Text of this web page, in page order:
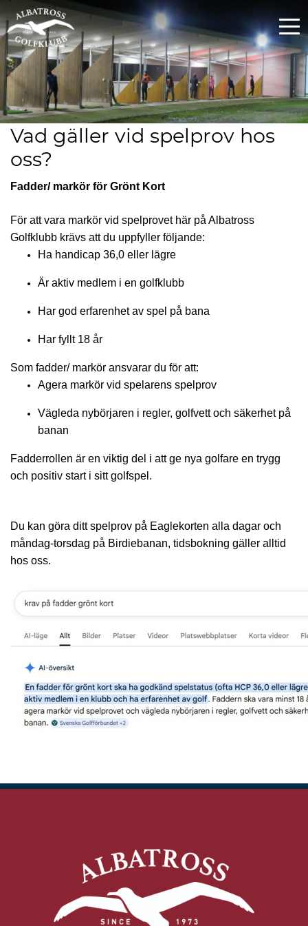
Vad gäller vid spelprov hos
oss?
Fadder/ markör för Grönt Kort
För att vara markör vid spelprovet här på Albatross
Golfklubb krävs att du uppfyller följande:
Ha handicap 36,0 eller lägre
Är aktiv medlem i en golfklubb
Har god erfarenhet av spel på bana
Har fyllt 18 år
Som fadder/ markör ansvarar du för att:
Agera markör vid spelarens spelprov
Vägleda nybörjaren i regler, golfvett och säkerhet på
banan
Fadderrollen är en viktig del i att ge nya golfare en trygg
och positiv start i sitt golfspel.
Du kan göra ditt spelprov på Eaglekorten alla dagar och
måndag-torsdag på Birdiebanan, tidsbokning gäller alltid
hos oss.